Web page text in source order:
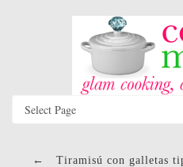
← Tiramisú con galletas